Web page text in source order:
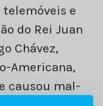
e
do Rei Juan
Chávez,
Americana,
causou mal-